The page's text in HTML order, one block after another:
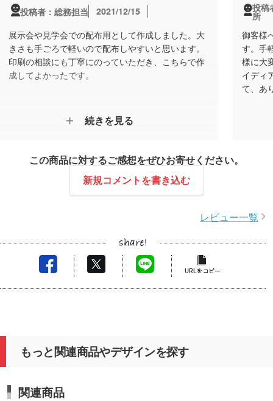
投稿者：総務担当
2021/12/15
展示会や見学会での配布用として作成しました。大
きさも手ごろで軽いので配布しやすいと思います。
印刷の相談にも丁寧にのっていただき、こちらで作
成してよかったです。
続きを見る
投稿
所
御客様
す。手
様に大
イディ
て、あ
この商品に対するご感想をぜひお寄せください。
新規コメントを書き込む
レビュー一覧
もっと関連商品やデザインを探す
関連商品